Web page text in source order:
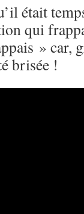
était
qui
» car,
brisée !